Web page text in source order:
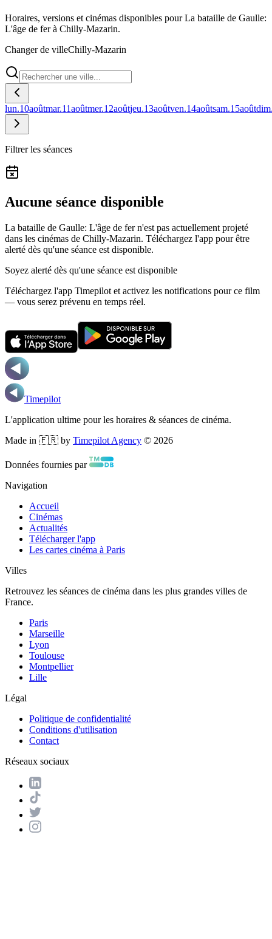
Horaires, versions et cinémas disponibles pour La bataille de Gaulle:
L'âge de fer à Chilly-Mazarin.
Changer de villeChilly-Mazarin
lun.10aoûtmar.11aoûtmer.12aoûtjeu.13aoûtven.14aoûtsam.15août
Filtrer les séances
Aucune séance disponible
La bataille de Gaulle: L'âge de fer n'est pas actuellement projeté
dans les cinémas de Chilly-Mazarin. Téléchargez l'app pour être
alerté dès qu'une séance est disponible.
Soyez alerté dès qu'une séance est disponible
Téléchargez l'app Timepilot et activez les notifications pour ce film
— vous serez prévenu en temps réel.
Timepilot
L'application ultime pour les horaires & séances de cinéma.
Made in 🇫🇷 by Timepilot Agency © 2026
Données fournies par
Navigation
Accueil
Cinémas
Actualités
Télécharger l'app
Les cartes cinéma à Paris
Villes
Retrouvez les séances de cinéma dans les plus grandes villes de
France.
Paris
Marseille
Lyon
Toulouse
Montpellier
Lille
Légal
Politique de confidentialité
Conditions d'utilisation
Contact
Réseaux sociaux